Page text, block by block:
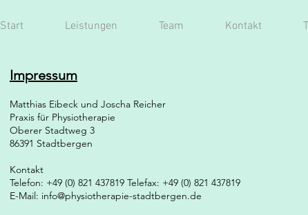
Start Leistungen Team Kontakt
Impressum
Matthias Eibeck und Joscha Reicher
Praxis für Physiotherapie
Oberer Stadtweg 3
86391 Stadtbergen
Kontakt
Telefon: +49 (0) 821 437819 Telefax: +49 (0) 821 437819
E-Mail: info@physiotherapie-stadtbergen.de